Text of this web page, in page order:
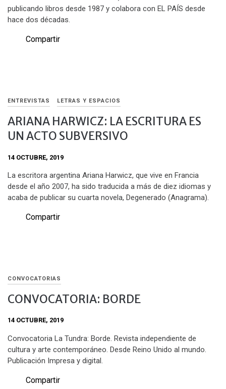
publicando libros desde 1987 y colabora con EL PAÍS desde
hace dos décadas.
Compartir
ENTREVISTAS LETRAS Y ESPACIOS
ARIANA HARWICZ: LA ESCRITURA ES
UN ACTO SUBVERSIVO
14 OCTUBRE, 2019
La escritora argentina Ariana Harwicz, que vive en Francia
desde el año 2007, ha sido traducida a más de diez idiomas y
acaba de publicar su cuarta novela, Degenerado (Anagrama).
Compartir
CONVOCATORIAS
CONVOCATORIA: BORDE
14 OCTUBRE, 2019
Convocatoria La Tundra: Borde. Revista independiente de
cultura y arte contemporáneo. Desde Reino Unido al mundo.
Publicación Impresa y digital.
Compartir